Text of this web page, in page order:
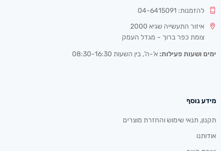
להזמנות: 04-6415091
איזור התעשייה שגיא 2000
צומת כפר ברוך – מגדל העמק
ימים ושעות פעילות: א’-ה’, בין השעות 08:30-16:30
מידע נוסף
תקנון, תנאי שימוש והחזרת מוצרים
אודותנו